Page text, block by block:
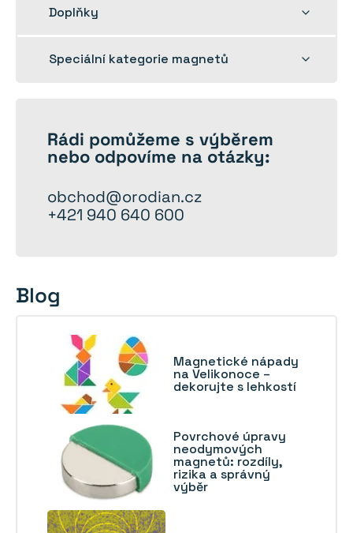
Doplňky
Rozbalit
Speciální kategorie magnetů
Rozbalit
Rádi pomůžeme s výběrem
nebo odpovíme na otázky:
obchod@orodian.cz
+421 940 640 600
Blog
Magnetické nápady
na Velikonoce –
dekorujte s lehkostí
Povrchové úpravy
neodymových
magnetů: rozdíly,
rizika a správný
výběr